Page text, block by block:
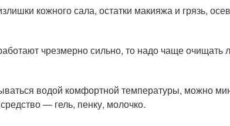
кожного сала, остатки макияжа и грязь,
чрезмерно сильно, то надо чаще очищать
водой комфортной температуры, можно
— гель, пенку, молочко.